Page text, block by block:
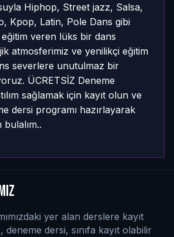
Hiphop, Street jazz, Salsa,
Kpop, Latin, Pole Dans gibi
veren lüks bir dans
atmosferimiz ve yenilikçi eğitim
severlere unutulmaz bir
ÜCRETSİZ Deneme
sağlamak için kayıt olun ve
dersi programı hazırlayarak
bulalım..
yer alan derslere kayıt
dersi, sınıfa kayıt olabilir